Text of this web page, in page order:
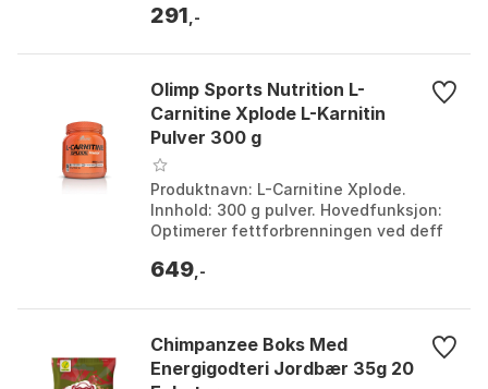
291 ,-
Olimp Sports Nutrition L-
Carnitine Xplode L-Karnitin
Pulver 300 g
Produktnavn: L-Carnitine Xplode.
Innhold: 300 g pulver. Hovedfunksjon:
Optimerer fettforbrenningen ved deff
300g.
649 ,-
Chimpanzee Boks Med
Energigodteri Jordbær 35g 20